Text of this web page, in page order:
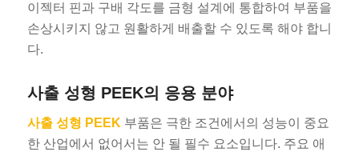
이젝터 핀과 구배 각도를 금형 설계에 통합하여 부품을
손상시키지 않고 원활하게 배출할 수 있도록 해야 합니
다.
사출 성형 PEEK의 응용 분야
사출 성형 PEEK 부품은 극한 조건에서의 성능이 중요
한 산업에서 없어서는 안 될 필수 요소입니다. 주요 애